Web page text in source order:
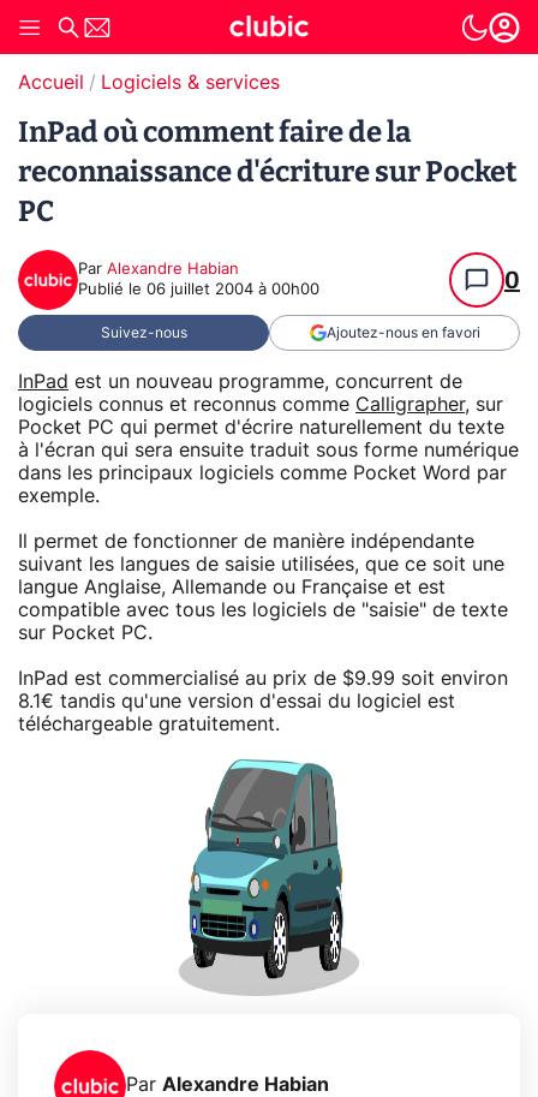
Accueil Logiciels & services
InPad où comment faire de la
reconnaissance d'écriture sur Pocket
PC
Par Alexandre Habian
Publié le 06 juillet 2004 à 00h00 0
Suivez-nous Ajoutez-nous en favori
InPad est un nouveau programme, concurrent de
logiciels connus et reconnus comme Calligrapher, sur
Pocket PC qui permet d'écrire naturellement du texte
à l'écran qui sera ensuite traduit sous forme numérique
dans les principaux logiciels comme Pocket Word par
exemple.
Il permet de fonctionner de manière indépendante
suivant les langues de saisie utilisées, que ce soit une
langue Anglaise, Allemande ou Française et est
compatible avec tous les logiciels de "saisie" de texte
sur Pocket PC.
InPad est commercialisé au prix de $9.99 soit environ
8.1€ tandis qu'une version d'essai du logiciel est
téléchargeable gratuitement.
Par Alexandre Habian